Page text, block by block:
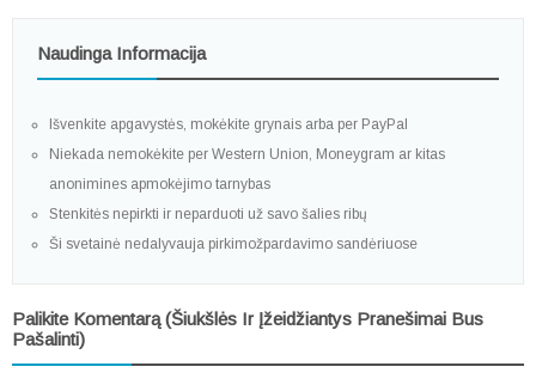
Naudinga Informacija
Išvenkite apgavystės, mokėkite grynais arba per PayPal
Niekada nemokėkite per Western Union, Moneygram ar kitas
anonimines apmokėjimo tarnybas
Stenkitės nepirkti ir neparduoti už savo šalies ribų
Ši svetainė nedalyvauja pirkimožpardavimo sandėriuose
Palikite Komentarą (šiukšlės Ir Įžeidžiantys Pranešimai Bus
Pašalinti)